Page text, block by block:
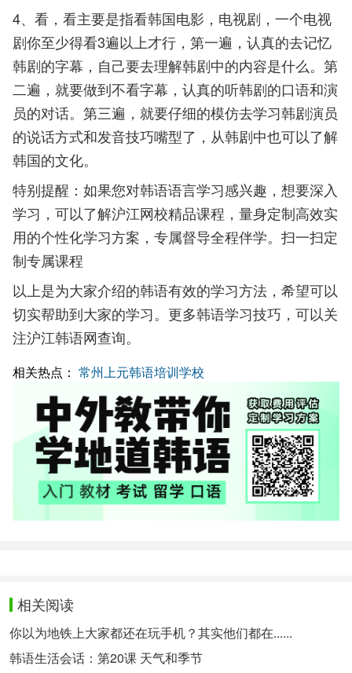
4、看，看主要是指看韩国电影，电视剧，一个电视
剧你至少得看3遍以上才行，第一遍，认真的去记忆
韩剧的字幕，自己要去理解韩剧中的内容是什么。第
二遍，就要做到不看字幕，认真的听韩剧的口语和演
员的对话。第三遍，就要仔细的模仿去学习韩剧演员
的说话方式和发音技巧嘴型了，从韩剧中也可以了解
韩国的文化。
特别提醒：如果您对韩语语言学习感兴趣，想要深入
学习，可以了解沪江网校精品课程，量身定制高效实
用的个性化学习方案，专属督导全程伴学。扫一扫定
制专属课程
以上是为大家介绍的韩语有效的学习方法，希望可以
切实帮助到大家的学习。更多韩语学习技巧，可以关
注沪江韩语网查询。
相关热点： 常州上元韩语培训学校
相关阅读
你以为地铁上大家都还在玩手机？其实他们都在......
韩语生活会话：第20课 天气和季节